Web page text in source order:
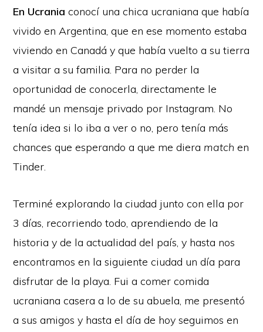
En Ucrania conocí una chica ucraniana que había
vivido en Argentina, que en ese momento estaba
viviendo en Canadá y que había vuelto a su tierra
a visitar a su familia. Para no perder la
oportunidad de conocerla, directamente le
mandé un mensaje privado por Instagram. No
tenía idea si lo iba a ver o no, pero tenía más
chances que esperando a que me diera match en
Tinder.
Terminé explorando la ciudad junto con ella por
3 días, recorriendo todo, aprendiendo de la
historia y de la actualidad del país, y hasta nos
encontramos en la siguiente ciudad un día para
disfrutar de la playa. Fui a comer comida
ucraniana casera a lo de su abuela, me presentó
a sus amigos y hasta el día de hoy seguimos en